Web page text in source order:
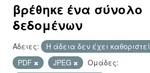
βρέθηκε ένα σύνολο
δεδομένων
Άδειες: Η άδεια δεν έχει καθοριστεί
PDF
JPEG
Ομάδες: